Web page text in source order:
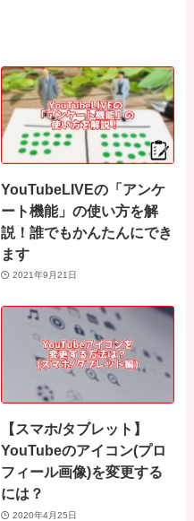
YouTubeLIVEの「アンケ
ート機能」の使い方を解
説！誰でもかんたんにでき
ます
2021年9月21日
【スマホ/タブレット】
YouTubeのアイコン(プロ
フィール画像)を変更する
には？
2020年4月25日